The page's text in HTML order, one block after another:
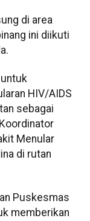
di area
ini diikuti
HIV/AIDS
sebagai
Menular
di rutan
Puskesmas
memberikan